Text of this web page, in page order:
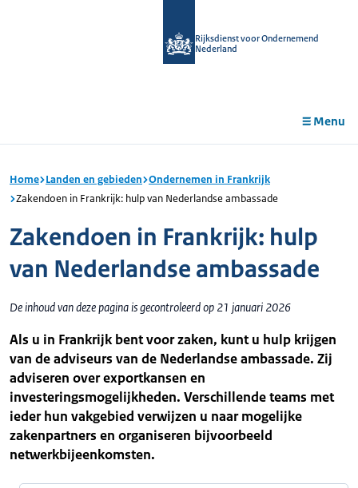
Rijksdienst voor Ondernemend
Nederland
Menu
Home Landen en gebieden Ondernemen in Frankrijk
Zakendoen in Frankrijk: hulp van Nederlandse ambassade
Zakendoen in Frankrijk: hulp
van Nederlandse ambassade
De inhoud van deze pagina is gecontroleerd op 21 januari 2026
Als u in Frankrijk bent voor zaken, kunt u hulp krijgen
van de adviseurs van de Nederlandse ambassade. Zij
adviseren over exportkansen en
investeringsmogelijkheden. Verschillende teams met
ieder hun vakgebied verwijzen u naar mogelijke
zakenpartners en organiseren bijvoorbeeld
netwerkbijeenkomsten.